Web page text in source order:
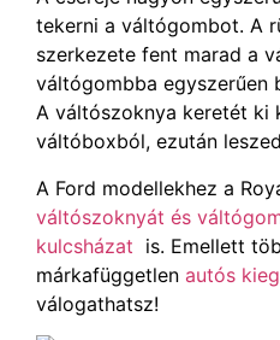
tekerni a váltógombot. A
szerkezete fent marad a
váltógombba egyszerűen
A váltószoknya keretét ki
váltóboxból, ezután
A Ford modellekhez a
váltószoknyát és
kulcsházat is. Emellett
márkafüggetlen autós
válogathatsz!